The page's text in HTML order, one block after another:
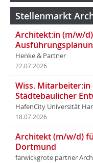
Stellenmarkt
Architekt:in (m/w/
Henke & Partner
22.07.2026
Wiss.
Städtebaulicher
HafenCity Universität
18.07.2026
Architekt (m/w/d)
Dortmund
farwickgrote partner